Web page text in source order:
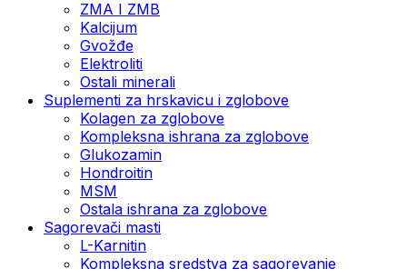
ZMA I ZMB
Kalcijum
Gvožđe
Elektroliti
Ostali minerali
Suplementi za hrskavicu i zglobove
Kolagen za zglobove
Kompleksna ishrana za zglobove
Glukozamin
Hondroitin
MSM
Ostala ishrana za zglobove
Sagorevači masti
L-Karnitin
Kompleksna sredstva za sagorevanje